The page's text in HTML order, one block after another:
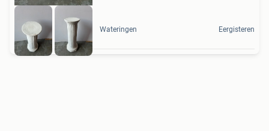
Wateringen Eergisteren